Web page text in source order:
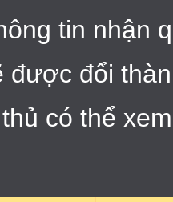
tin nhận
được đổi
có thể